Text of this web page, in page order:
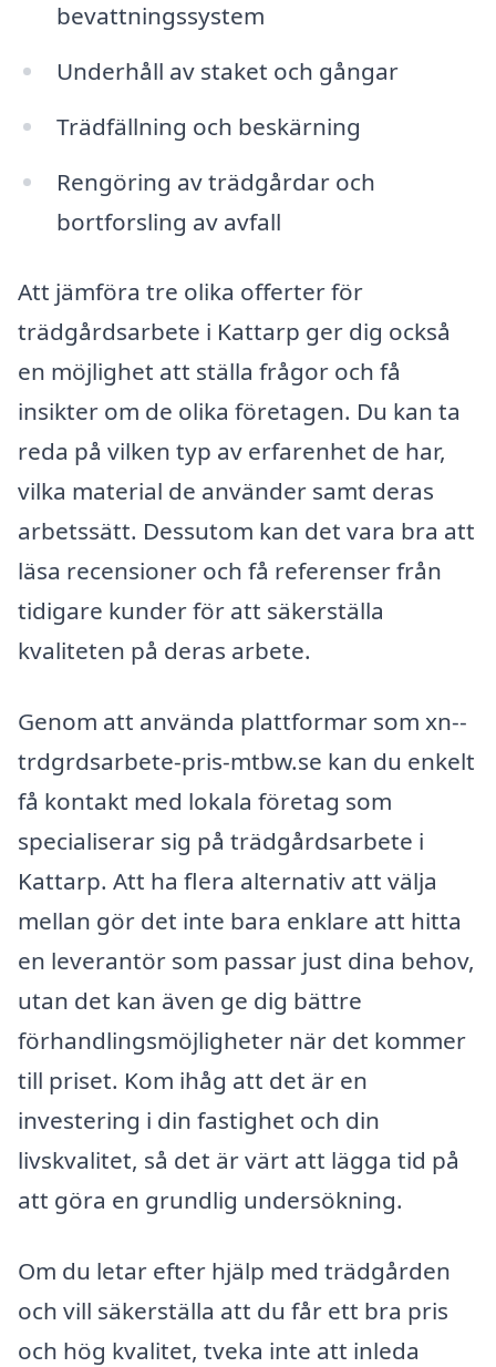
bevattningssystem
Underhåll av staket och gångar
Trädfällning och beskärning
Rengöring av trädgårdar och
bortforsling av avfall
Att jämföra tre olika offerter för
trädgårdsarbete i Kattarp ger dig också
en möjlighet att ställa frågor och få
insikter om de olika företagen. Du kan ta
reda på vilken typ av erfarenhet de har,
vilka material de använder samt deras
arbetssätt. Dessutom kan det vara bra att
läsa recensioner och få referenser från
tidigare kunder för att säkerställa
kvaliteten på deras arbete.
Genom att använda plattformar som xn--
trdgrdsarbete-pris-mtbw.se kan du enkelt
få kontakt med lokala företag som
specialiserar sig på trädgårdsarbete i
Kattarp. Att ha flera alternativ att välja
mellan gör det inte bara enklare att hitta
en leverantör som passar just dina behov,
utan det kan även ge dig bättre
förhandlingsmöjligheter när det kommer
till priset. Kom ihåg att det är en
investering i din fastighet och din
livskvalitet, så det är värt att lägga tid på
att göra en grundlig undersökning.
Om du letar efter hjälp med trädgården
och vill säkerställa att du får ett bra pris
och hög kvalitet, tveka inte att inleda